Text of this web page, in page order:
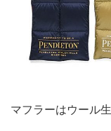
マフラーはウール